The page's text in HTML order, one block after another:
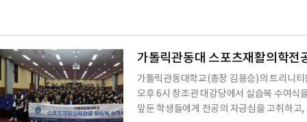
가톨릭관동대 스포츠재활의학전
가톨릭관동대학교(총장 김용승)의 트리니
오후 6시 창조관 대강당에서 실습복 수여식
앞둔 학생들에게 전공의 자긍심을 고취하